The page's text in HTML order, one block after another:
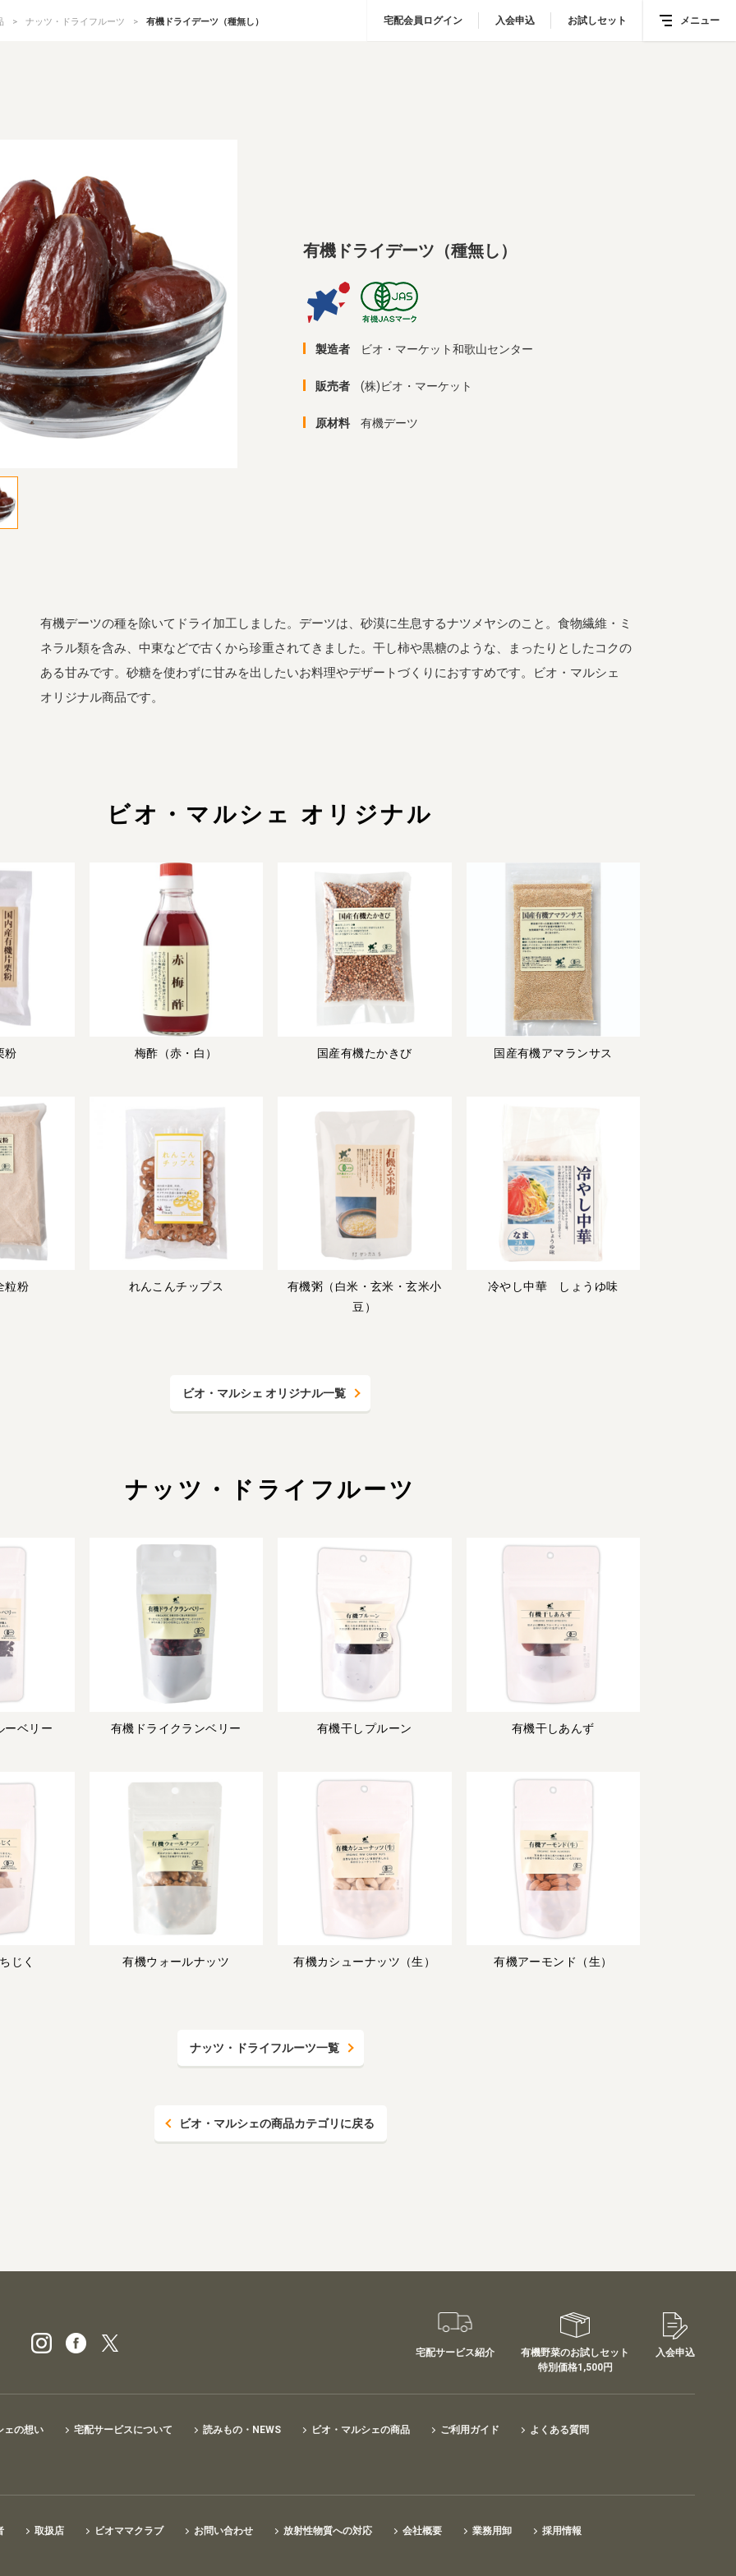
宅配会員ログイン 入会申込 お試しセット メニュー
宅配会員ログイン 入会申込 お試しセット メニュー
ナッツ・ドライフルーツ 有機ドライデーツ（種無し）
有機ドライデーツ（種無し）
製造者 ビオ・マーケット和歌山センター
販売者 (株)ビオ・マーケット
原材料 有機デーツ
有機デーツの種を除いてドライ加工しました。デーツは、砂漠に生息するナツメヤシのこと。食物繊維・ミ
ネラル類を含み、中東などで古くから珍重されてきました。干し柿や黒糖のような、まったりとしたコクの
ある甘みです。砂糖を使わずに甘みを出したいお料理やデザートづくりにおすすめです。ビオ・マルシェ
オリジナル商品です。
ビオ・マルシェ オリジナル
粉 梅酢（赤・白） 国産有機たかきび 国産有機アマランサス
粒粉 れんこんチップス
有機粥（白米・玄米・玄米小
豆）
冷やし中華 しょうゆ味
ビオ・マルシェ オリジナル一覧
ナッツ・ドライフルーツ
ーベリー 有機ドライクランベリー 有機干しプルーン 有機干しあんず
じく 有機ウォールナッツ 有機カシューナッツ（生） 有機アーモンド（生）
ナッツ・ドライフルーツ一覧
ビオ・マルシェの商品カテゴリに戻る
ビオ・マルシェの宅配
宅配サービス紹介
有機野菜のお試しセット
特別価格1,500円
入会申込
ェの想い 宅配サービスについて 読みもの・NEWS ビオ・マルシェの商品 ご利用ガイド よくある質問
取扱店 ビオママクラブ お問い合わせ 放射性物質への対応 会社概要 業務用卸 採用情報